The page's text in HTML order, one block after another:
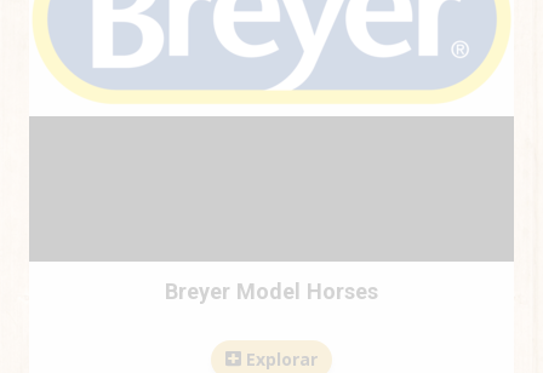
Breyer Model Horses
Explorar